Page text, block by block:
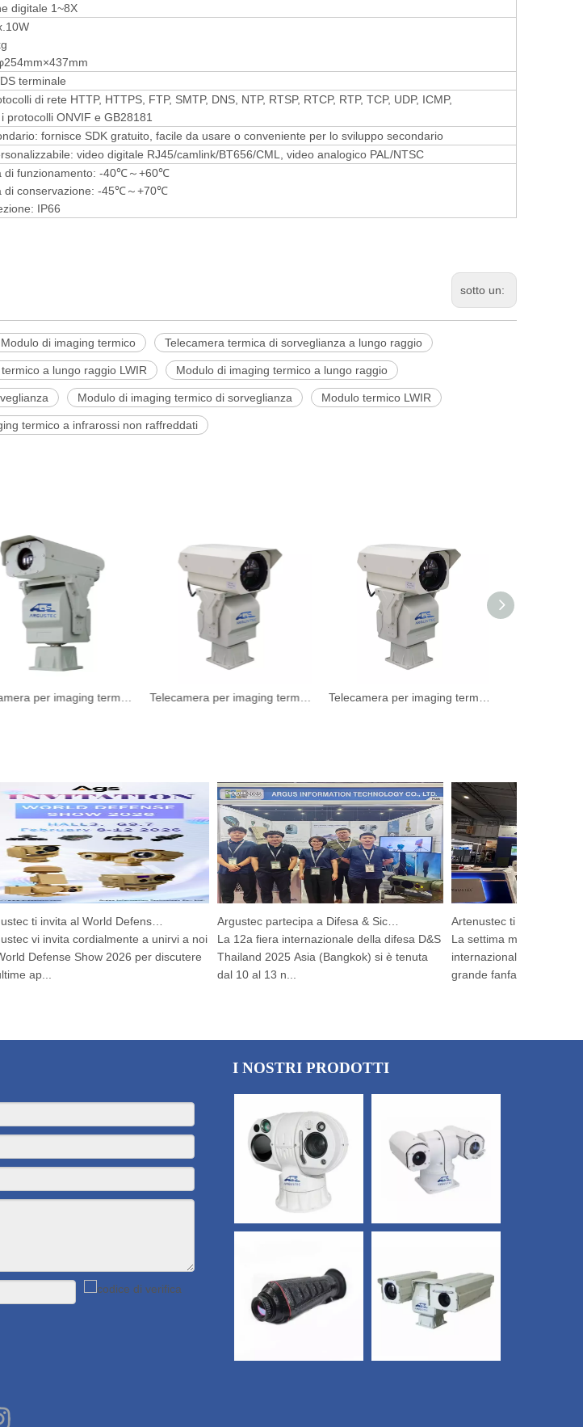
CONTATTACI
* E-mail
* Telefono
nazione
* informazione
digitale 1~8X
terminale
di rete HTTP, HTTPS, FTP, SMTP, DNS, NTP, RTSP, RTCP, RTP, TCP, UDP, ICMP,
protocolli ONVIF e GB28181
fornisce SDK gratuito, facile da usare o conveniente per lo sviluppo secondario
video digitale RJ45/camlink/BT656/CML, video analogico PAL/NTSC
di funzionamento: -40℃～+60℃
di conservazione: -45℃～+70℃
IP66
sotto un:
Modulo di imaging termico Telecamera termica di sorveglianza a lungo raggio
a lungo raggio LWIR Modulo di imaging termico a lungo raggio
Modulo di imaging termico di sorveglianza Modulo termico LWIR
termico a infrarossi non raffreddati
Telecamera per imaging termico professionale esterno per sorveglianza di frontiera Telecamera per imaging termico a lungo raggio per marine montata Telecamera per imaging termico a lungo raggio per marine montata
Argustec ti invita al World Defense Show 2026!
vi invita cordialmente a unirvi a noi
Defense Show 2026 per discutere
ap...
Argustec partecipa a Difesa & Sicurezza 2025
La 12a fiera internazionale della difesa D&S
Thailand 2025 Asia (Bangkok) si è tenuta
dal 10 al 13 n...
La settima mostra di droni
internazionali sauditi 2025
grande fanfara nel ...
I NOSTRI PRODOTTI